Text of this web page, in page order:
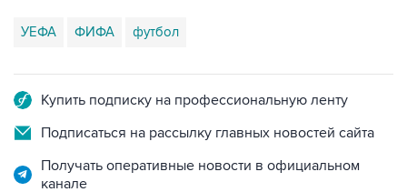
УЕФА ФИФА футбол
Купить подписку на профессиональную ленту
Подписаться на рассылку главных новостей сайта
Получать оперативные новости в официальном
канале